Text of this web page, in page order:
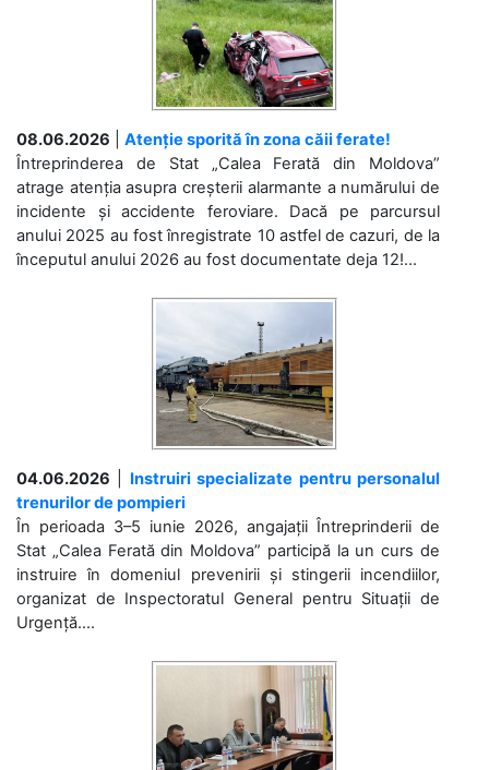
08.06.2026
Atenție sporită în zona căii ferate!
Întreprinderea de Stat „Calea Ferată din Moldova”
atrage atenția asupra creșterii alarmante a numărului de
incidente și accidente feroviare. Dacă pe parcursul
anului 2025 au fost înregistrate 10 astfel de cazuri, de la
începutul anului 2026 au fost documentate deja 12!...
04.06.2026
Instruiri specializate pentru personalul
trenurilor de pompieri
În perioada 3–5 iunie 2026, angajații Întreprinderii de
Stat „Calea Ferată din Moldova” participă la un curs de
instruire în domeniul prevenirii și stingerii incendiilor,
organizat de Inspectoratul General pentru Situații de
Urgență....